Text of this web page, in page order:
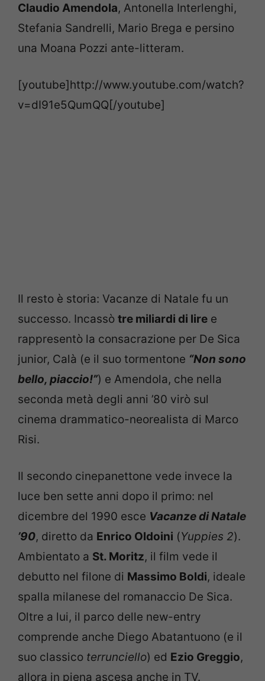
Claudio Amendola, Antonella Interlenghi,
Stefania Sandrelli, Mario Brega e persino
una Moana Pozzi ante-litteram.
[youtube]http://www.youtube.com/watch?
v=dI91e5QumQQ[/youtube]
Il resto è storia: Vacanze di Natale fu un
successo. Incassò tre miliardi di lire e
rappresentò la consacrazione per De Sica
junior, Calà (e il suo tormentone “Non sono
bello, piaccio!”) e Amendola, che nella
seconda metà degli anni ’80 virò sul
cinema drammatico-neorealista di Marco
Risi.
Il secondo cinepanettone vede invece la
luce ben sette anni dopo il primo: nel
dicembre del 1990 esce Vacanze di Natale
’90, diretto da Enrico Oldoini (Yuppies 2).
Ambientato a St. Moritz, il film vede il
debutto nel filone di Massimo Boldi, ideale
spalla milanese del romanaccio De Sica.
Oltre a lui, il parco delle new-entry
comprende anche Diego Abatantuono (e il
suo classico terrunciello) ed Ezio Greggio,
allora in piena ascesa anche in TV.